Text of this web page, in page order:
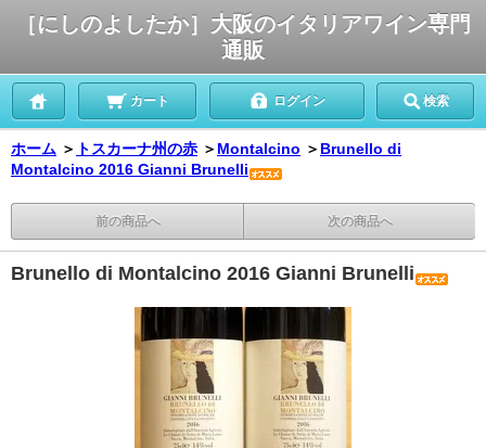
［にしのよしたか］大阪のイタリアワイン専門
通販
カート ログイン 検索
ホーム ＞ トスカーナ州の赤 ＞ Montalcino ＞ Brunello di
Montalcino 2016 Gianni Brunelli
前の商品へ 次の商品へ
Brunello di Montalcino 2016 Gianni Brunelli